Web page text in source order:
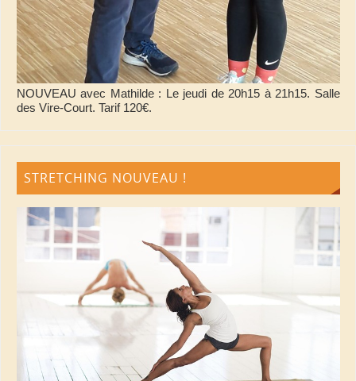
NOUVEAU avec Mathilde : Le jeudi de 20h15 à 21h15. Salle
des Vire-Court. Tarif 120€.
STRETCHING NOUVEAU !